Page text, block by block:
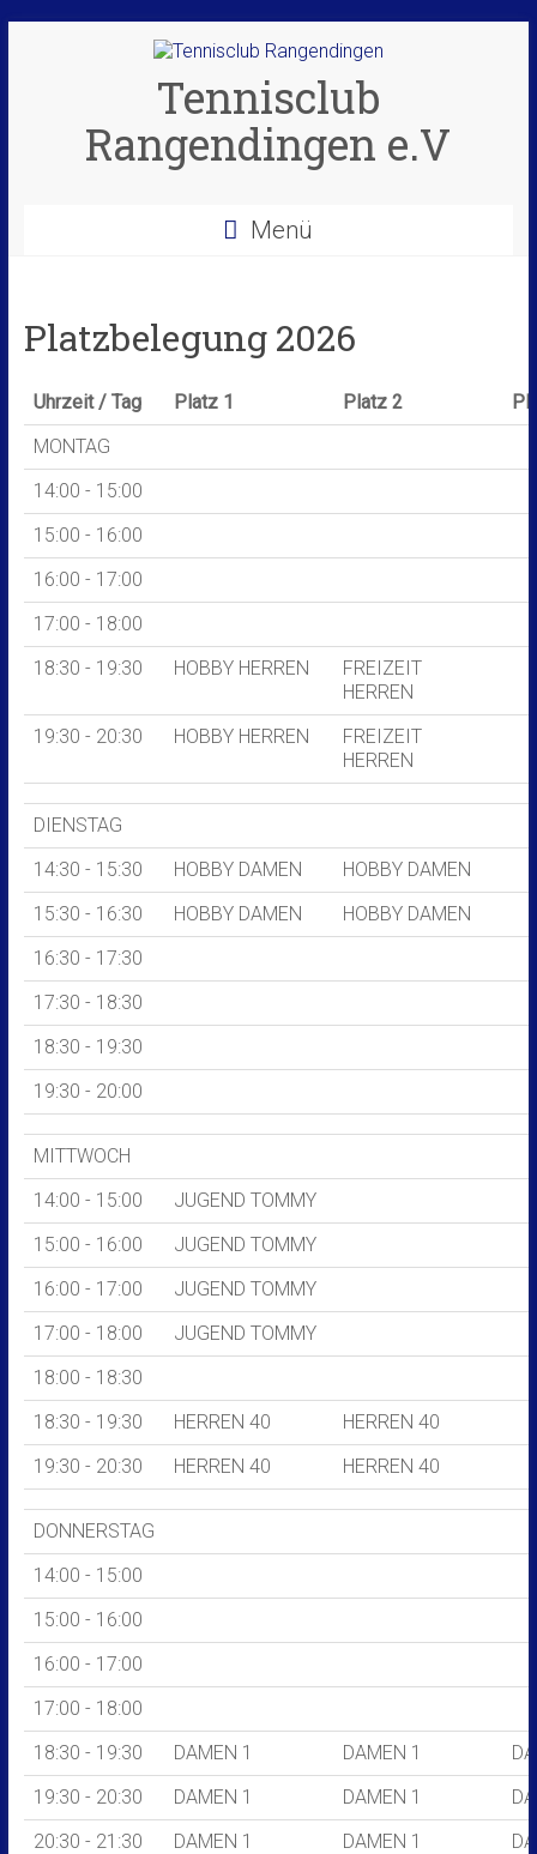
Tennisclub
Rangendingen e.V
Menü
Platzbelegung 2026
Uhrzeit / Tag Platz 1 Platz 2
MONTAG
14:00 - 15:00
15:00 - 16:00
16:00 - 17:00
17:00 - 18:00
18:30 - 19:30
HOBBY HERREN
FREIZEIT
HERREN
19:30 - 20:30
HOBBY HERREN
FREIZEIT
HERREN
DIENSTAG
14:30 - 15:30
HOBBY DAMEN
HOBBY DAMEN
15:30 - 16:30
HOBBY DAMEN
HOBBY DAMEN
16:30 - 17:30
17:30 - 18:30
18:30 - 19:30
19:30 - 20:00
MITTWOCH
14:00 - 15:00
JUGEND TOMMY
15:00 - 16:00
JUGEND TOMMY
16:00 - 17:00
JUGEND TOMMY
17:00 - 18:00
JUGEND TOMMY
18:00 - 18:30
18:30 - 19:30
HERREN 40
HERREN 40
19:30 - 20:30
HERREN 40 HERREN 40
DONNERSTAG
14:00 - 15:00
15:00 - 16:00
16:00 - 17:00
17:00 - 18:00
18:30 - 19:30
DAMEN 1 DAMEN 1
19:30 - 20:30
DAMEN 1 DAMEN 1
20:30 - 21:30
DAMEN 1 DAMEN 1